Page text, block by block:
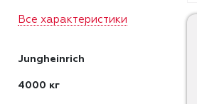
Все характеристики
Jungheinrich
4000 кг